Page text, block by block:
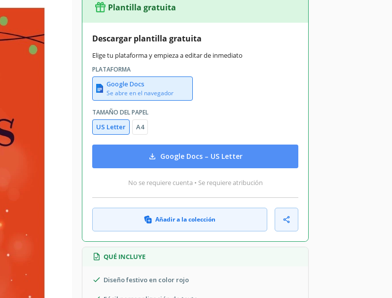
Plantilla gratuita
Descargar plantilla gratuita
Elige tu plataforma y empieza a editar de inmediato
PLATAFORMA
Google Docs
Se abre en el navegador
TAMAÑO DEL PAPEL
US Letter A4
Google Docs – US Letter
No se requiere cuenta • Se requiere atribución
Añadir a la colección
QUÉ INCLUYE
Diseño festivo en color rojo